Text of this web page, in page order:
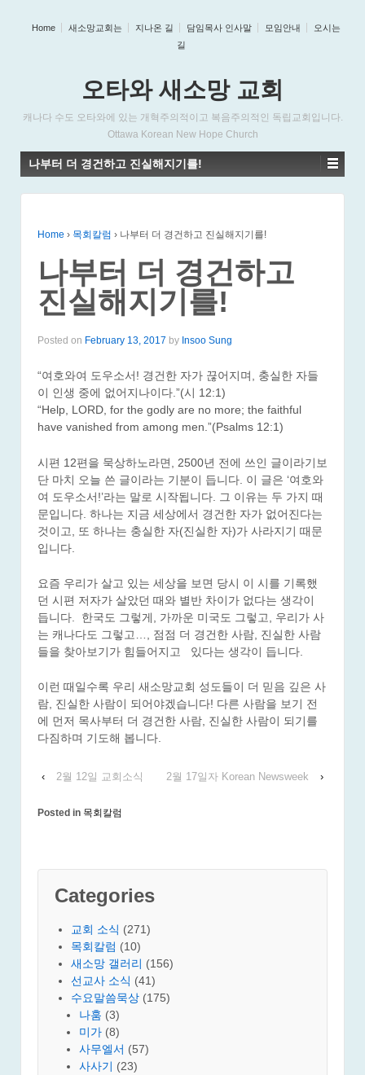
Home 새소망교회는 지나온 길 담임목사 인사말 모임안내
오시는
길
오타와 새소망 교회
캐나다 수도 오타와에 있는 개혁주의적이고 복음주의적인 독립교회입니다.
Ottawa Korean New Hope Church
나부터 더 경건하고 진실해지기를!
Home › 목회칼럼 › 나부터 더 경건하고 진실해지기를!
나부터 더 경건하고
진실해지기를!
Posted on February 13, 2017 by Insoo Sung
“여호와여 도우소서! 경건한 자가 끊어지며, 충실한 자들
이 인생 중에 없어지나이다.”(시 12:1)
“Help, LORD, for the godly are no more; the faithful
have vanished from among men.”(Psalms 12:1)
시편 12편을 묵상하노라면, 2500년 전에 쓰인 글이라기보
단 마치 오늘 쓴 글이라는 기분이 듭니다. 이 글은 ‘여호와
여 도우소서!’라는 말로 시작됩니다. 그 이유는 두 가지 때
문입니다. 하나는 지금 세상에서 경건한 자가 없어진다는
것이고, 또 하나는 충실한 자(진실한 자)가 사라지기 때문
입니다.
요즘 우리가 살고 있는 세상을 보면 당시 이 시를 기록했
던 시편 저자가 살았던 때와 별반 차이가 없다는 생각이
듭니다. 한국도 그렇게, 가까운 미국도 그렇고, 우리가 사
는 캐나다도 그렇고…, 점점 더 경건한 사람, 진실한 사람
들을 찾아보기가 힘들어지고 있다는 생각이 듭니다.
이런 때일수록 우리 새소망교회 성도들이 더 믿음 깊은 사
람, 진실한 사람이 되어야겠습니다! 다른 사람을 보기 전
에 먼저 목사부터 더 경건한 사람, 진실한 사람이 되기를
다짐하며 기도해 봅니다.
‹ 2월 12일 교회소식 2월 17일자 Korean Newsweek ›
Posted in 목회칼럼
Categories
교회 소식 (271)
목회칼럼 (10)
새소망 갤러리 (156)
선교사 소식 (41)
수요말씀묵상 (175)
나훔 (3)
미가 (8)
사무엘서 (57)
사사기 (23)